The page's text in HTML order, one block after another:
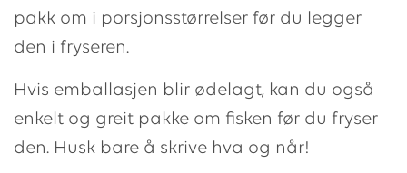
pakk om i porsjonsstørrelser før du legger
den i fryseren.
Hvis emballasjen blir ødelagt, kan du også
enkelt og greit pakke om fisken før du fryser
den. Husk bare å skrive hva og når!